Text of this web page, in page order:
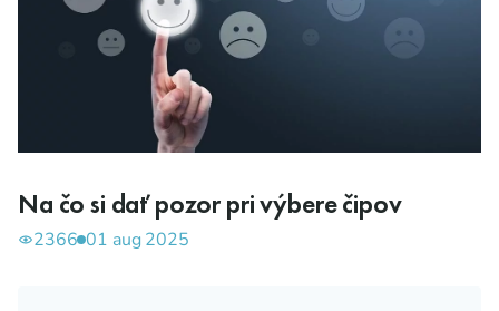
Na čo si dať pozor pri výbere čipov
2366 01 aug 2025